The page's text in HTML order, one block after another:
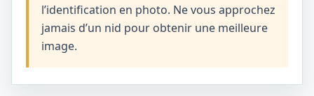
l’identification en photo. Ne vous approchez
jamais d’un nid pour obtenir une meilleure
image.